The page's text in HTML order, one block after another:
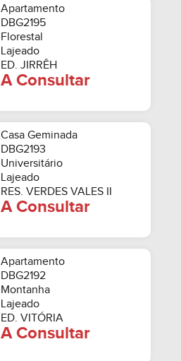
Apartamento
DBG2195
Florestal
Lajeado
ED. JIRRÊH
A Consultar
Casa Geminada
DBG2193
Universitário
Lajeado
RES. VERDES VALES II
A Consultar
Apartamento
DBG2192
Montanha
Lajeado
ED. VITÓRIA
A Consultar